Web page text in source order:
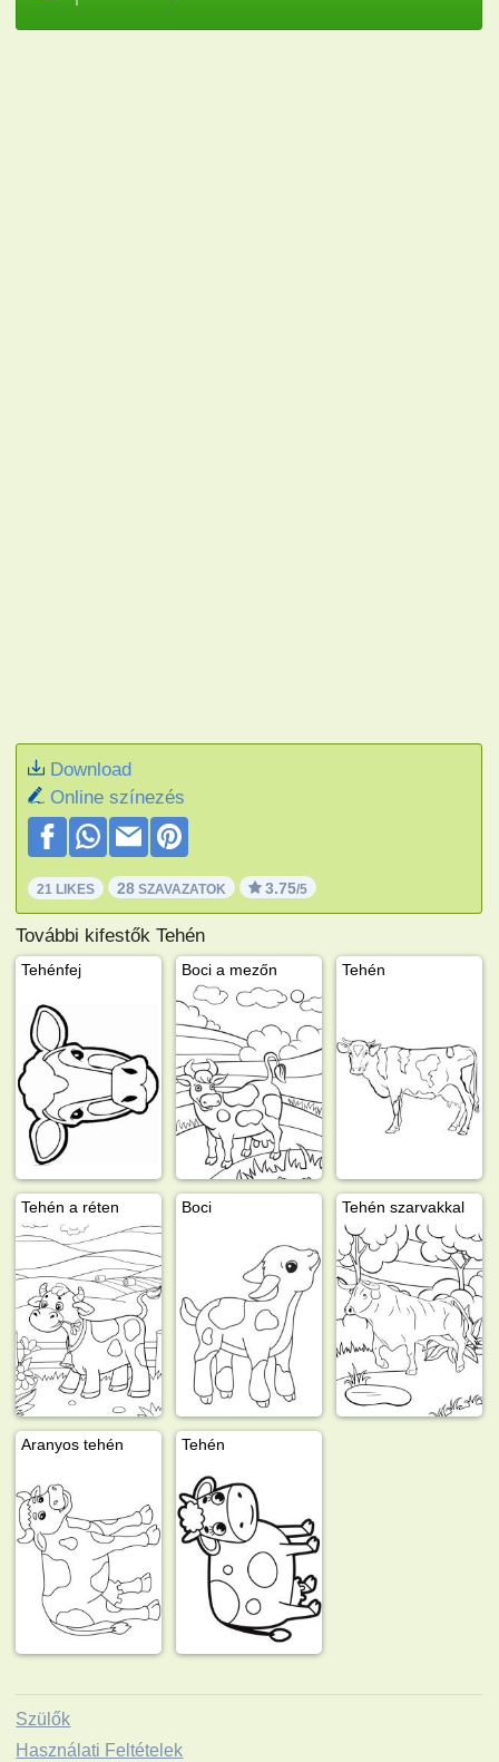
Download
Online színezés
21 LIKES 28 SZAVAZATOK 3.75/5
További kifestők Tehén
Tehénfej Boci a mezőn Tehén
Tehén a réten Boci Tehén szarvakkal
Aranyos tehén Tehén
Szülők
Használati Feltételek